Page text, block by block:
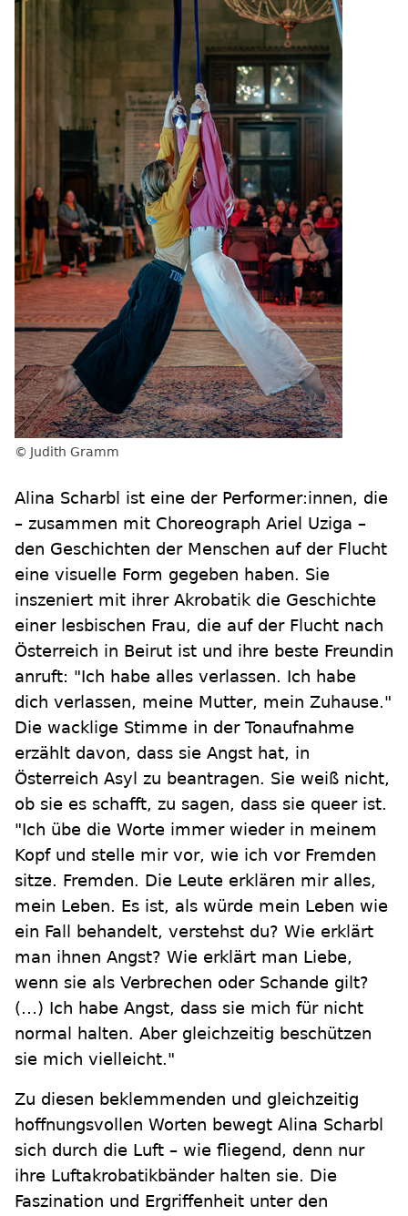
Judith Gramm
Alina Scharbl ist eine der Performer:innen, die
– zusammen mit Choreograph Ariel Uziga –
den Geschichten der Menschen auf der Flucht
eine visuelle Form gegeben haben. Sie
inszeniert mit ihrer Akrobatik die Geschichte
einer lesbischen Frau, die auf der Flucht nach
Österreich in Beirut ist und ihre beste Freundin
anruft: "Ich habe alles verlassen. Ich habe
dich verlassen, meine Mutter, mein Zuhause."
Die wacklige Stimme in der Tonaufnahme
erzählt davon, dass sie Angst hat, in
Österreich Asyl zu beantragen. Sie weiß nicht,
ob sie es schafft, zu sagen, dass sie queer ist.
"Ich übe die Worte immer wieder in meinem
Kopf und stelle mir vor, wie ich vor Fremden
sitze. Fremden. Die Leute erklären mir alles,
mein Leben. Es ist, als würde mein Leben wie
ein Fall behandelt, verstehst du? Wie erklärt
man ihnen Angst? Wie erklärt man Liebe,
wenn sie als Verbrechen oder Schande gilt?
(…) Ich habe Angst, dass sie mich für nicht
normal halten. Aber gleichzeitig beschützen
sie mich vielleicht."
Zu diesen beklemmenden und gleichzeitig
hoffnungsvollen Worten bewegt Alina Scharbl
sich durch die Luft – wie fliegend, denn nur
ihre Luftakrobatikbänder halten sie. Die
Faszination und Ergriffenheit unter den